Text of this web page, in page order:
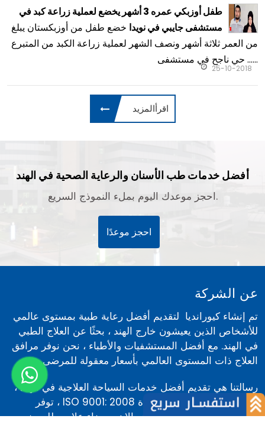
طفل أوزبكي عمره 3 أشهر يخضع لعملية زراعة كبد في
مستشفى جايبي في نويدا خضع طفل من أوزبكستان يبلغ
من العمر ثلاثة أشهر ونصف الشهر لعملية زراعة الكبد من المتبرع
حي ناجح في مستشفى ......
25-10-2018
اقرأالمزيد
أفضل خدمات طب الأسنان والرعاية الصحية في الهند
احجز موعدك اليوم بملء النموذج السريع.
احجز موعدًا
عن الشركة
تم إنشاء كيورانديا لتقديم أفضل رعاية طبية بمستوى عالمي
للأشخاص الذين يعيشون خارج الهند ، بحثًا عن العلاج الطبي
في الهند. مع أفضل المستشفيات والأطباء ، نحن نوفر مرافق
العلاج ذات المستوى العالمي بأسعار معقولة للمرضى.
رسالتنا هي تقديم أفضل خدمات السياحة العلاجية في الهند ،
كيورانديا هي مؤسسة معتمدة ISO 9001: 2008 ، توفر
مرافق طبية للعلاج متخصصة والاهم رضاء علاجي للمرضى